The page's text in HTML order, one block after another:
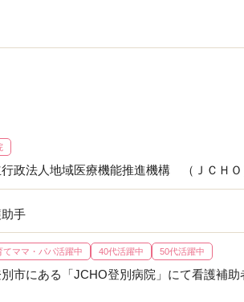
政法人地域医療機能推進機構 （ＪＣＨＯ
手
てママ・パパ活躍中 40代活躍中 50代活躍中
市にある「JCHO登別病院」にて看護補助